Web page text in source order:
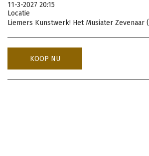
11-3-2027 20:15
Locatie
Liemers Kunstwerk! Het Musiater Zevenaar (
KOOP NU